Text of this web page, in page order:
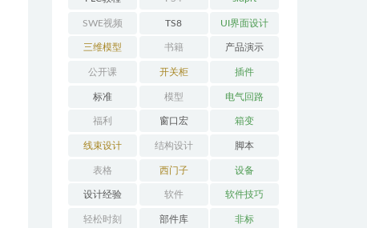
SWE视频 TS8 UI界面设计
三维模型 书籍 产品演示
公开课 开关柜 插件
标准 模型 电气回路
福利 窗口宏 箱变
线束设计 结构设计 脚本
表格 西门子 设备
设计经验 软件 软件技巧
轻松时刻 部件库 非标